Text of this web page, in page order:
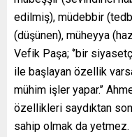
edilmiş), müdebbir
(düşünen), müheyya
Vefik Paşa; ‘’bir
ile başlayan özellik
mühim işler yapar.’’
özellikleri saydıktan
sahip olmak da yetmez.